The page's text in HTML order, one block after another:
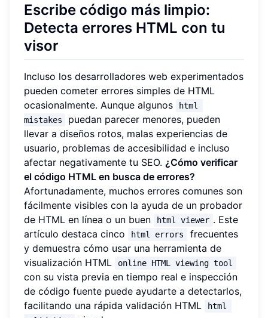
Escribe código más limpio:
Detecta errores HTML con tu
visor
Incluso los desarrolladores web experimentados
pueden cometer errores simples de HTML
ocasionalmente. Aunque algunos
html
mistakes
puedan parecer menores, pueden
llevar a diseños rotos, malas experiencias de
usuario, problemas de accesibilidad e incluso
afectar negativamente tu SEO. ¿Cómo verificar
el código HTML en busca de errores?
Afortunadamente, muchos errores comunes son
fácilmente visibles con la ayuda de un probador
de HTML en línea o un buen
html viewer . Este
artículo destaca cinco
html errors
frecuentes
y demuestra cómo usar una herramienta de
visualización HTML
online HTML viewing tool
con su vista previa en tiempo real e inspección
de código fuente puede ayudarte a detectarlos,
facilitando una rápida validación HTML
html